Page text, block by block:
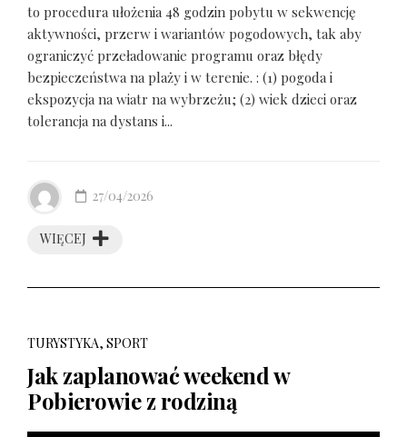
to procedura ułożenia 48 godzin pobytu w sekwencję
aktywności, przerw i wariantów pogodowych, tak aby
ograniczyć przeładowanie programu oraz błędy
bezpieczeństwa na plaży i w terenie. : (1) pogoda i
ekspozycja na wiatr na wybrzeżu; (2) wiek dzieci oraz
tolerancja na dystans i...
WIĘCEJ
27/04/2026
TURYSTYKA, SPORT
Jak zaplanować weekend w
Pobierowie z rodziną